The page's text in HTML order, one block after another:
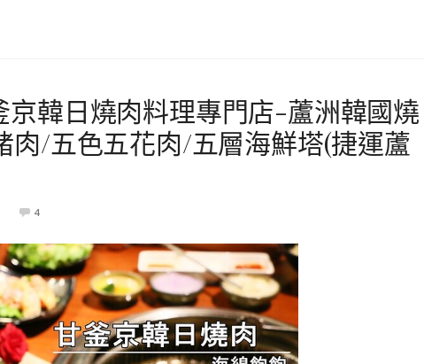
京韓日燒肉料理專門店-蘆洲韓國燒
肉/五色五花肉/五層海鮮塔(捷運蘆
4